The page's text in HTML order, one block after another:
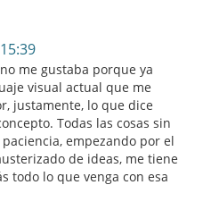
me gustaba porque ya
visual actual que me
justamente, lo que dice
Todas las cosas sin
empezando por el
de ideas, me tiene
todo lo que venga con esa